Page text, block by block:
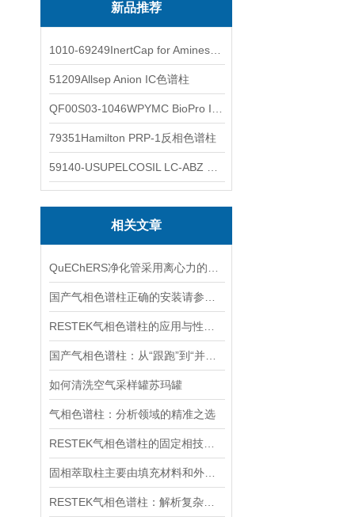
新品推荐
51209Allsep Anion IC色谱柱
79351Hamilton PRP-1反相色谱柱
相关文章
如何清洗空气采样罐苏玛罐
气相色谱柱：分析领域的精准之选